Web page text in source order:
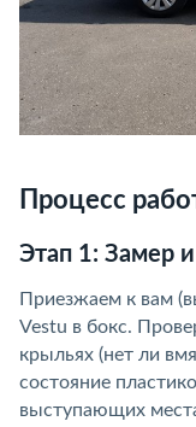
Процесс
Этап 1: Замер
Приезжаем к вам
Vestu в бокс.
крыльях (нет ли
состояние
выступающих